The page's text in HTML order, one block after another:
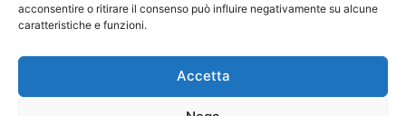
acconsentire o ritirare il consenso può influire negativamente su alcune
caratteristiche e funzioni.
Accetta
ORARI